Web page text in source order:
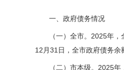
一、政府债务情况
（一）全市。2025年
12月31日，全市政府债务
（二）市本级。2025